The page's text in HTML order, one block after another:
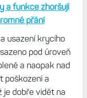
a funkce zhoršují
přání
usazení krycího
pod úroveň
a naopak nad
poškození a
je dobře vidět na